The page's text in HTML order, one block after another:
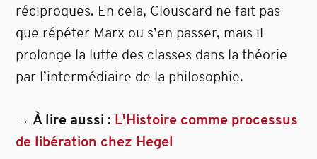
réciproques. En cela, Clouscard ne fait pas
que répéter Marx ou s’en passer, mais il
prolonge la lutte des classes dans la théorie
par l’intermédiaire de la philosophie.
→ À lire aussi : L'Histoire comme processus
de libération chez Hegel